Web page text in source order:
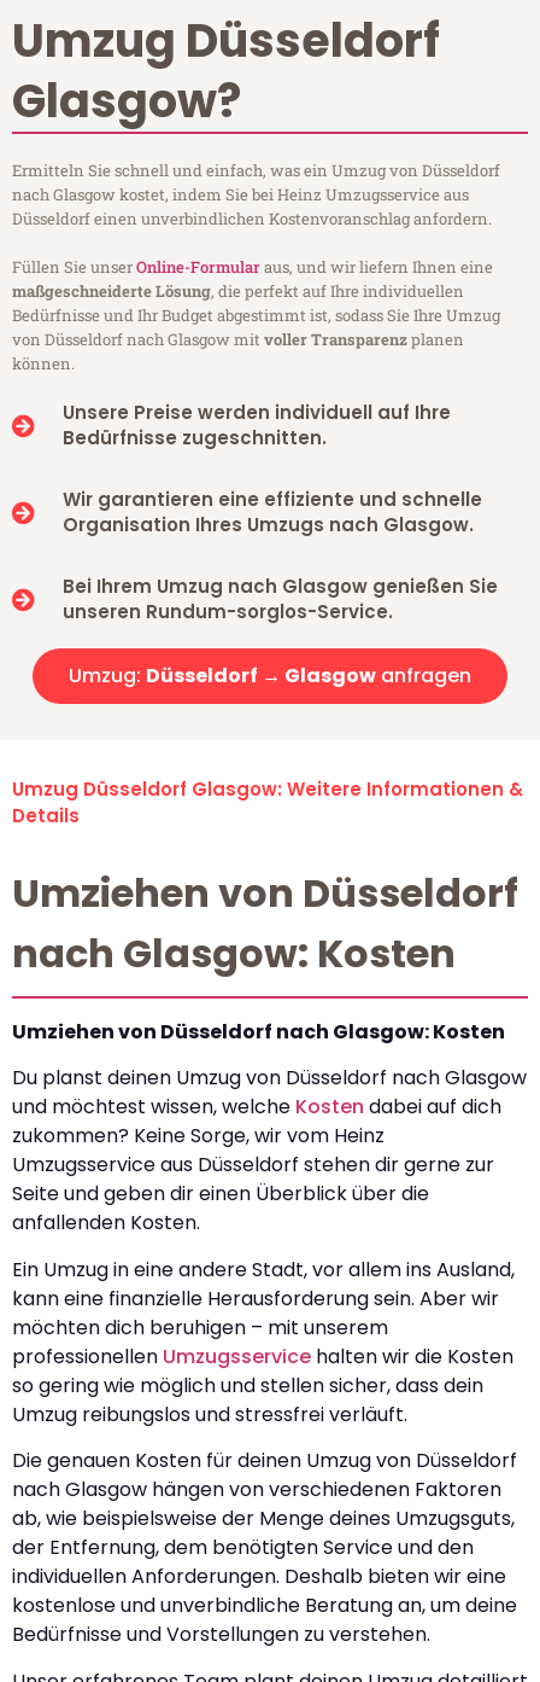
Umzug Düsseldorf
Glasgow?
Ermitteln Sie schnell und einfach, was ein Umzug von Düsseldorf
nach Glasgow kostet, indem Sie bei Heinz Umzugsservice aus
Düsseldorf einen unverbindlichen Kostenvoranschlag anfordern.
Füllen Sie unserOnline-Formularaus, und wir liefern Ihnen eine
maßgeschneiderte Lösung, die perfekt auf Ihre individuellen
Bedürfnisse und Ihr Budget abgestimmt ist, sodass Sie Ihre Umzug
von Düsseldorf nach Glasgow mitvoller Transparenzplanen
können.
Unsere Preise werden individuell auf Ihre
Bedürfnisse zugeschnitten.
Wir garantieren eine effiziente und schnelle
Organisation Ihres Umzugs nach Glasgow.
Bei Ihrem Umzug nach Glasgow genießen Sie
unseren Rundum-sorglos-Service.
Umzug: Düsseldorf → Glasgow anfragen
Umzug Düsseldorf Glasgow: Weitere Informationen &
Details
Umziehen von Düsseldorf
nach Glasgow: Kosten
Umziehen von Düsseldorf nach Glasgow: Kosten
Du planst deinen Umzug von Düsseldorf nach Glasgow
und möchtest wissen, welche Kosten dabei auf dich
zukommen? Keine Sorge, wir vom Heinz
Umzugsservice aus Düsseldorf stehen dir gerne zur
Seite und geben dir einen Überblick über die
anfallenden Kosten.
Ein Umzug in eine andere Stadt, vor allem ins Ausland,
kann eine finanzielle Herausforderung sein. Aber wir
möchten dich beruhigen – mit unserem
professionellen Umzugsservice halten wir die Kosten
so gering wie möglich und stellen sicher, dass dein
Umzug reibungslos und stressfrei verläuft.
Die genauen Kosten für deinen Umzug von Düsseldorf
nach Glasgow hängen von verschiedenen Faktoren
ab, wie beispielsweise der Menge deines Umzugsguts,
der Entfernung, dem benötigten Service und den
individuellen Anforderungen. Deshalb bieten wir eine
kostenlose und unverbindliche Beratung an, um deine
Bedürfnisse und Vorstellungen zu verstehen.